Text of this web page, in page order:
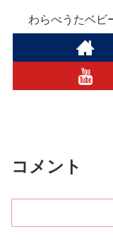
わらべうたベビ
コメント